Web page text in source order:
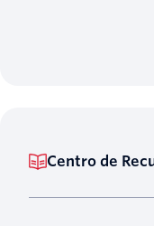
Centro de